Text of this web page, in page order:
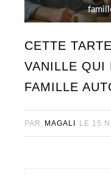
CETTE
VANILLE QUI
FAMILLE
PAR MAGALI LE 15